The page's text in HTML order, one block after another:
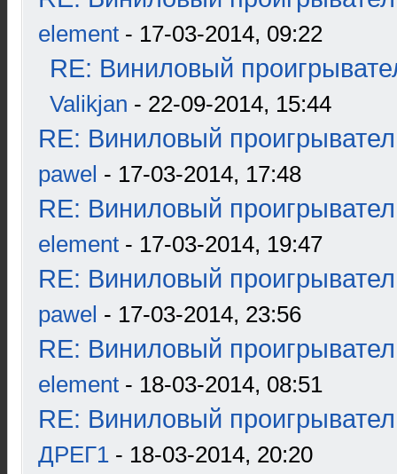
element - 17-03-2014, 09:22
RE: Виниловый
Valikjan - 22-09-2014, 15:44
RE: Виниловый
pawel - 17-03-2014, 17:48
RE: Виниловый
element - 17-03-2014, 19:47
RE: Виниловый
pawel - 17-03-2014, 23:56
RE: Виниловый
element - 18-03-2014, 08:51
RE: Виниловый
ДРЕГ1 - 18-03-2014, 20:20